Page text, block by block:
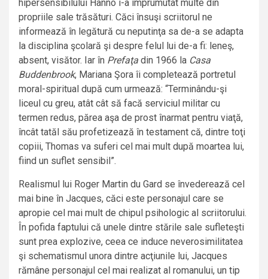
hipersensibilului Hanno i-a împrumutat multe din
propriile sale trăsături. Căci însuşi scriitorul ne
informează în legătură cu neputinţa sa de-a se adapta
la disciplina şcolară şi despre felul lui de-a fi: leneş,
absent, visător. Iar în Prefaţa din 1966 la Casa
Buddenbrook, Mariana Şora îi completează portretul
moral-spiritual după cum urmează: “Terminându-şi
liceul cu greu, atât cât să facă serviciul militar cu
termen redus, părea aşa de prost înarmat pentru viaţă,
încât tatăl său profetizează în testament că, dintre toţi
copiii, Thomas va suferi cel mai mult după moartea lui,
fiind un suflet sensibil”.
Realismul lui Roger Martin du Gard se învederează cel
mai bine în Jacques, căci este personajul care se
apropie cel mai mult de chipul psihologic al scriitorului.
În pofida faptului că unele dintre stările sale sufleteşti
sunt prea explozive, ceea ce induce neverosimilitatea
şi schematismul unora dintre acţiunile lui, Jacques
rămâne personajul cel mai realizat al romanului, un tip